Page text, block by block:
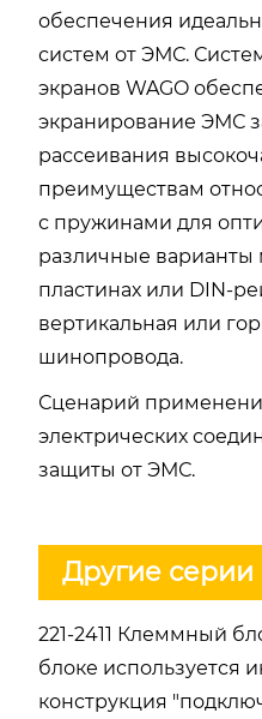
обеспечения
систем от ЭМС.
экранов WAGO
экранирование ЭМС
рассеивания
преимуществам
с пружинами для
различные варианты
пластинах или DIN-
вертикальная или
шинопровода.
Сценарий
электрических
защиты от ЭМС.
Другие серии
221-2411 Клеммный
блоке используется
конструкция